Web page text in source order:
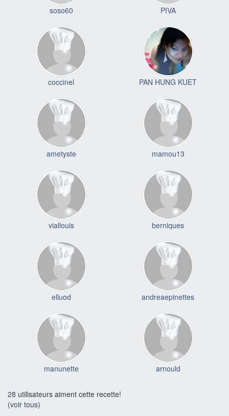
soso60 PIVA
coccinel PAN HUNG KUET
ametyste mamou13
viallouis berniques
elluod andreaepinettes
manunette arnould
28 utilisateurs aiment cette recette!
(voir tous)